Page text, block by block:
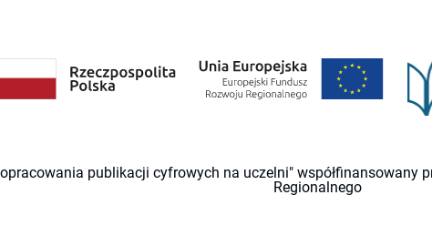
publikacji cyfrowych na uczelni" współfinansowany
Regionalnego